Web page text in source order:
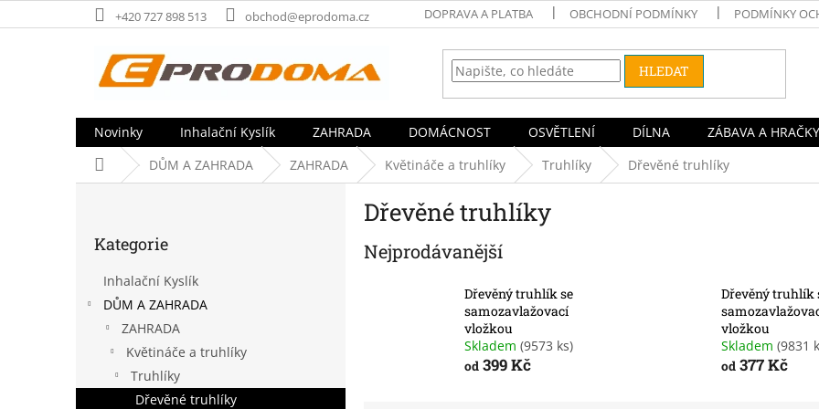
na
+420 727 898 513 obchod@eprodoma.cz DOPRAVA A PLATBA OBCHODNÍ PODMÍNKY PODMÍNKY
HLEDAT
Novinky Inhalační Kyslík ZAHRADA DOMÁCNOST OSVĚTLENÍ DÍLNA ZÁBAVA A HRAČKY
Domů DŮM A ZAHRADA ZAHRADA Květináče a truhlíky Truhlíky Dřevěné truhlíky
a
kategorie
Kategorie
Inhalační Kyslík
DŮM A ZAHRADA
ZAHRADA
Květináče a truhlíky
Truhlíky
Dřevěné truhlíky
Dřevěné truhlíky
Nejprodávanější
Dřevěný truhlík se
samozavlažovací
vložkou
Skladem (9573 ks)
od 399 Kč
Dřevěný truhlík
vložkou
Skladem (9831
od377 Kč